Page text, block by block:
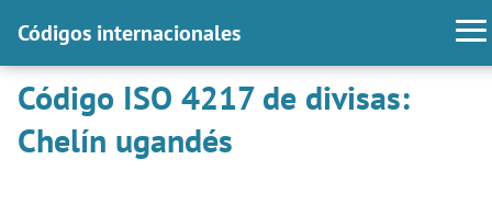
Códigos internacionales
Código ISO 4217 de divisas:
Chelín ugandés